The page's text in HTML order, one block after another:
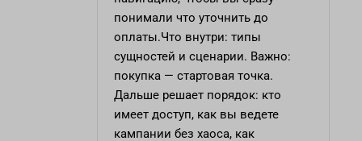
понимали что уточнить до
оплаты.Что внутри: типы
сущностей и сценарии. Важно:
покупка — стартовая точка.
Дальше решает порядок: кто
имеет доступ, как вы ведете
кампании без хаоса, как